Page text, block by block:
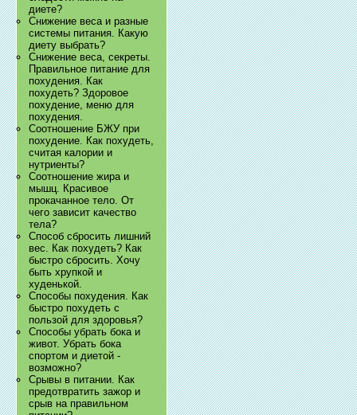
диете?
Снижение веса и разные
системы питания. Какую
диету выбрать?
Снижение веса, секреты.
Правильное питание для
похудения. Как
похудеть? Здоровое
похудение, меню для
похудения.
Соотношение БЖУ при
похудение. Как похудеть,
считая калории и
нутриенты?
Соотношение жира и
мышц. Красивое
прокачанное тело. От
чего зависит качество
тела?
Способ сбросить лишний
вес. Как похудеть? Как
быстро сбросить. Хочу
быть хрупкой и
худенькой.
Способы похудения. Как
быстро похудеть с
пользой для здоровья?
Способы убрать бока и
живот. Убрать бока
спортом и диетой -
возможно?
Срывы в питании. Как
предотвратить зажор и
срыв на правильном